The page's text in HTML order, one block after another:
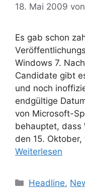
18. Mai 2009 von
Es gab schon
Windows 7.
Candidate gibt
und noch
endgültige
von Microsoft-
behauptet, dass
den 15.
Weiterlesen
Kategorien
Headline,